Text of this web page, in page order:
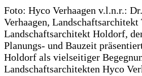
Foto: Hyco Verhaagen v.l.n.r.:
Verhaagen,
Landschaftsarchitekt Holdorf,
Planungs- und Bauzeit
Holdorf als vielseitiger
Landschaftsarchitekten Hyco